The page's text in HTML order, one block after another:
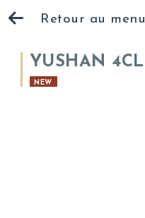
Retour au menu
YUSHAN 4CL
NEW